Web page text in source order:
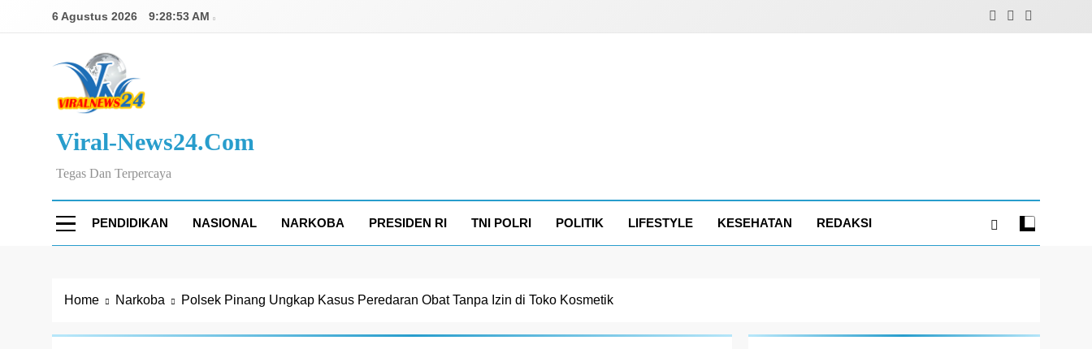
6 Agustus 2026 9:28:54 AM
Viral-News24.com
Tegas Dan Terpercaya
PENDIDIKAN NASIONAL NARKOBA PRESIDEN RI TNI POLRI POLITIK LIFESTYLE KESEHATAN REDAKSI
Home Narkoba Polsek Pinang Ungkap Kasus Peredaran Obat Tanpa Izin di Toko Kosmetik